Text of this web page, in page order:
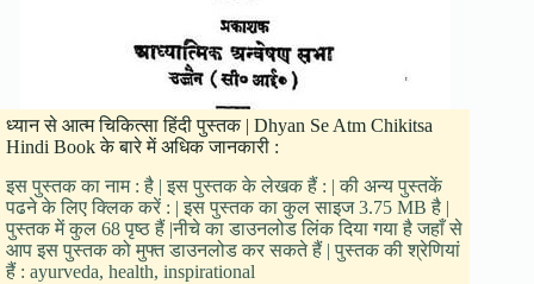
ध्यान से आत्म चिकित्सा हिंदी पुस्तक | Dhyan Se Atm Chikitsa
Hindi Book के बारे में अधिक जानकारी :
इस पुस्तक का नाम : है | इस पुस्तक के लेखक हैं : | की अन्य पुस्तकें
पढने के लिए क्लिक करें : | इस पुस्तक का कुल साइज 3.75 MB है |
पुस्तक में कुल 68 पृष्ठ हैं |नीचे का डाउनलोड लिंक दिया गया है जहाँ से
आप इस पुस्तक को मुफ्त डाउनलोड कर सकते हैं | पुस्तक की श्रेणियां
हैं : ayurveda, health, inspirational